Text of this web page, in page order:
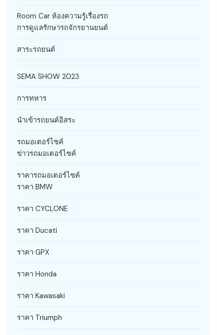
Room Car ห้องความรู้เรื่องรถ
การดูแลรักษารถจักรยานยนต์
สาระรถยนต์
SEMA SHOW 2023
การทหาร
นำเข้ารถยนต์อิสระ
รถมอเตอร์ไซค์
ข่าวรถมอเตอร์ไซค์
ราคารถมอเตอร์ไซค์
ราคา BMW
ราคา CYCLONE
ราคา Ducati
ราคา GPX
ราคา Honda
ราคา Kawasaki
ราคา Triumph